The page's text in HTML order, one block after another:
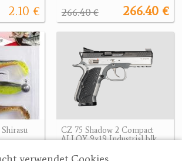
2.10 € 266.40 €
266.40 €
8.30 €
CZ 75 Shadow 2 Compact
ALLOY 9x19 Industrial blk
2030.42 €